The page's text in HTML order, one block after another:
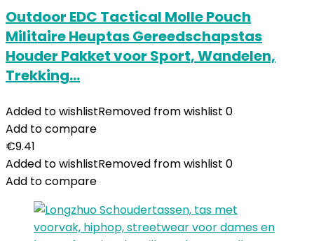
Outdoor EDC Tactical Molle Pouch
Militaire Heuptas Gereedschapstas
Houder Pakket voor Sport, Wandelen,
Trekking…
Added to wishlistRemoved from wishlist 0
Add to compare
€9.41
Added to wishlistRemoved from wishlist 0
Add to compare